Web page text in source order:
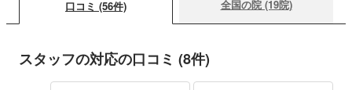
口コミ (56件) 全国の院 (19院)
スタッフの対応の口コミ (8件)